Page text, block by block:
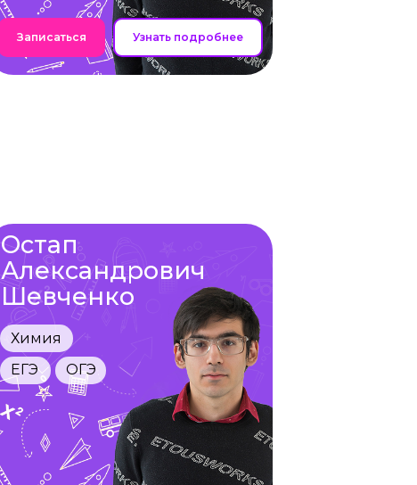
Записаться Узнать подробнее
Остап
Александрович
Шевченко
Химия
ЕГЭ
ОГЭ